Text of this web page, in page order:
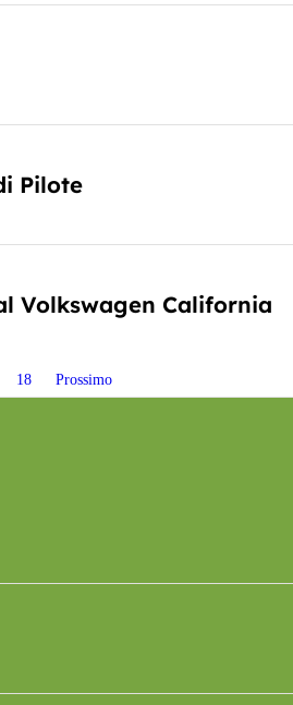
Pilote
Volkswagen California
18 Prossimo